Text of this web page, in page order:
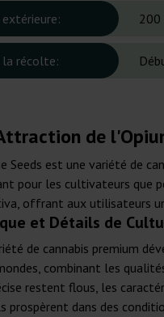
200
la récolte:
de
Seeds est une variété de
pour les cultivateurs que
offrant aux utilisateurs
et Détails de
de cannabis premium
combinant les
restent flous, les
prospèrent dans des